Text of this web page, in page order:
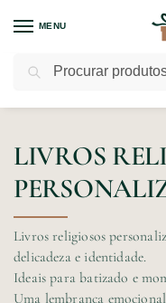
MENU
LIVROS
Livros religiosos
delicadeza e identidade.
Ideais para batizado e
Uma lembrança